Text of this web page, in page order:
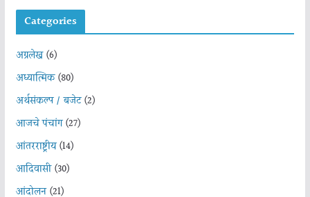
Categories
अग्रलेख(6)
अध्यात्मिक(80)
अर्थसंकल्प / बजेट(2)
आजचे पंचांग(27)
आंतरराष्ट्रीय(14)
आदिवासी(30)
आंदोलन(21)